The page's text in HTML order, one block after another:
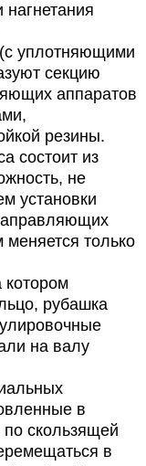
уплотняющими
секцию
аппаратов
резины.
состоит из
не
установки
только
котором
рубашка
на валу
в
скользящей
в